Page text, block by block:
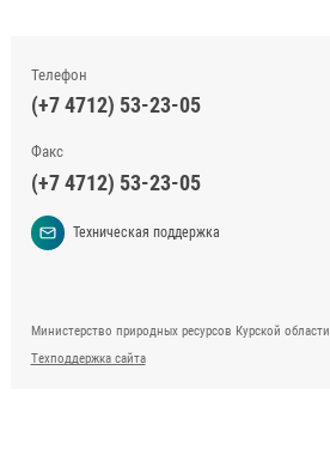
Телефон
(+7 4712) 53-23-05
Факс
(+7 4712) 53-23-05
Техническая поддержка
Министерство природных ресурсов Курской области
Техподдержка сайта